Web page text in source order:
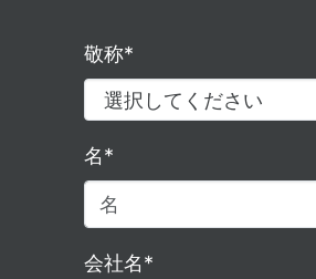
敬称*
名*
会社名*